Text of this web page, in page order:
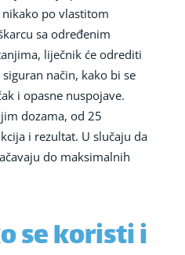
po vlastitom
sa određenim
liječnik će odrediti
siguran način, kako bi se
i opasne nuspojave.
dozama, od 25
i rezultat. U slučaju da
do maksimalnih
se koristi i